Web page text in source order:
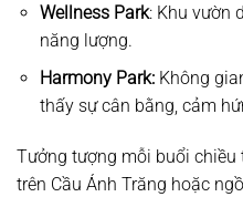
Wellness Park: Khu vườn
năng lượng.
Harmony Park:Không
thấy sự cân bằng, cảm
Tưởng tượng mỗi buổi
trên Cầu Ánh Trăng hoặc